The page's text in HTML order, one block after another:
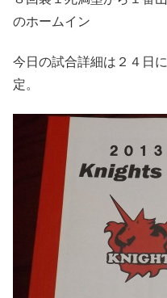
のホームイン
今日の試合詳細は２４日
定。